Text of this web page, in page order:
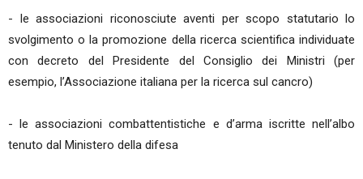
- le associazioni riconosciute aventi per scopo statutario lo
svolgimento o la promozione della ricerca scientifica individuate
con decreto del Presidente del Consiglio dei Ministri (per
esempio, l’Associazione italiana per la ricerca sul cancro)
- le associazioni combattentistiche e d’arma iscritte nell’albo
tenuto dal Ministero della difesa